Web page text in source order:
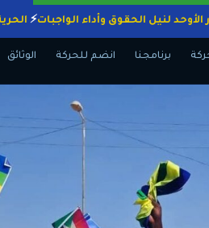
الأوحد لنيل الحقوق وأداء الواجبات
برنامجنا انضم للحركة الوثائق